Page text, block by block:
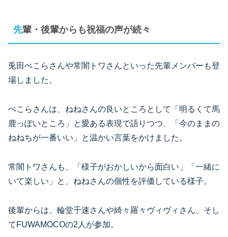
先輩・後輩からも祝福の声が続々
兎田ぺこらさんや常闇トワさんといった先輩メンバーも登
場しました。
ぺこらさんは、ねねさんの良いところとして「明るくて馬
鹿っぽいところ」と愛ある表現で語りつつ、「今のままの
ねねちが一番いい」と温かい言葉をかけました。
常闇トワさんも、「様子がおかしいから面白い」「一緒に
いて楽しい」と、ねねさんの個性を評価している様子。
後輩からは、輪堂千速さんや綺々羅々ヴィヴィさん、そし
てFUWAMOCOの2人が参加。